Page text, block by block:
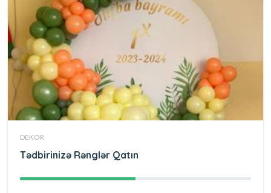
DEKOR
Tədbirinizə Rənglər Qatın